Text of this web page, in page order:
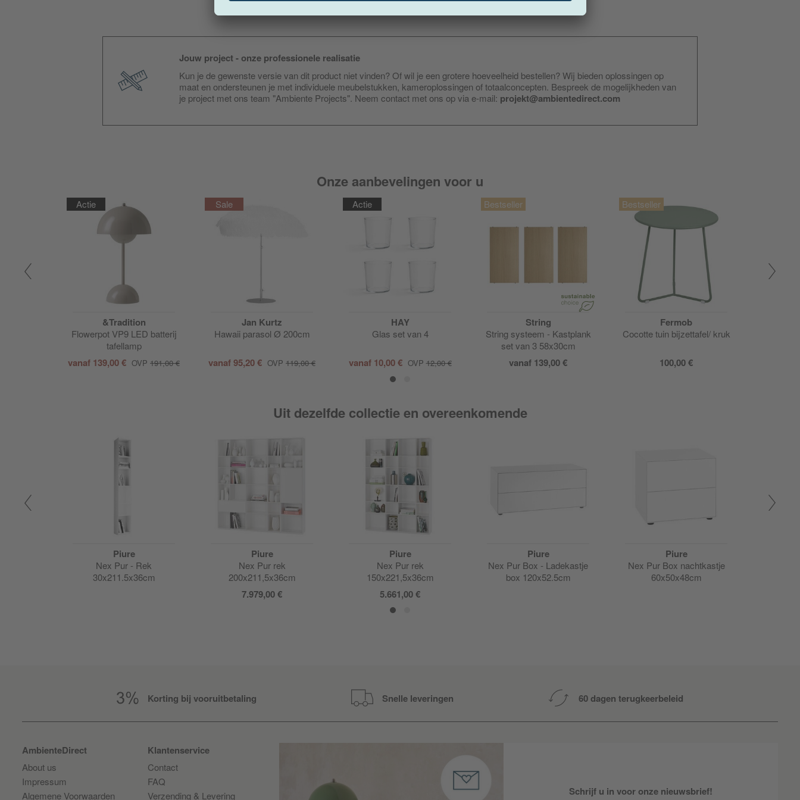
Jouw project - onze professionele realisatie
Kun je de gewenste versie van dit product niet vinden? Of wil je een grotere hoeveelheid bestellen? Wij bieden oplossingen op
maat en ondersteunen je met individuele meubelstukken, kameroplossingen of totaalconcepten. Bespreek de mogelijkheden van
je project met ons team "Ambiente Projects". Neem contact met ons op via e-mail: projekt@ambientedirect.com
Onze aanbevelingen voor u
Actie
&Tradition
Flowerpot VP9 LED batterij
tafellamp
vanaf 139,00 € OVP 191,00 €
Jan Kurtz
Hawaii parasol Ø 200cm
vanaf95,20 € OVP 119,00 €
Actie
HAY
Glas set van 4
vanaf 10,00 € OVP12,00 €
String
String systeem - Kastplank
set van 3 58x30cm
vanaf 139,00 €
Fermob
Cocotte tuin bijzettafel/ kruk
100,00 €
Uit dezelfde collectie en overeenkomende
Piure
Nex Pur - Rek
30x211.5x36cm
Piure
Nex Pur rek
200x211,5x36cm
7.979,00 €
Piure
Nex Pur rek
150x221,5x36cm
5.661,00 €
Piure
Nex Pur Box - Ladekastje
box 120x52.5cm
Piure
Nex Pur Box nachtkastje
60x50x48cm
Korting bij vooruitbetaling Snelle leveringen 60 dagen terugkeerbeleid
Schrijf u in voor onze nieuwsbrief!
AmbienteDirect
About us
Impressum
Algemene Voorwaarden
Klantenservice
Contact
FAQ
Verzending & Levering